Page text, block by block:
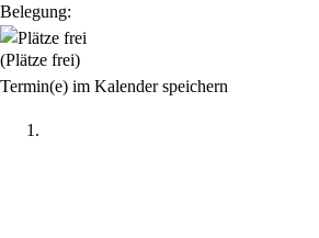
Belegung:
(Plätze frei)
Termin(e) im Kalender speichern